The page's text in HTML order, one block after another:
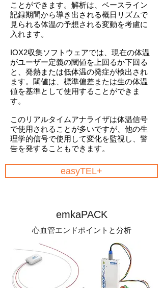
ことができます。解析は、ベースライン
記録期間から導き出される概日リズムで
見られる体温の予想される変動を考慮に
入れます。
IOX2収集ソフトウェアでは、現在の体温
がユーザー定義の閾値を上回るか下回る
と、発熱または低体温の発症が検出され
ます。閾値は、標準偏差または生の体温
値を基準として使用することができま
す。
このリアルタイムアナライザは体温信号
で使用されることが多いですが、他の生
理学的信号で使用して変化を監視し、警
告を発することもできます。
easyTEL+
emkaPACK
心血管エンドポイントと分析